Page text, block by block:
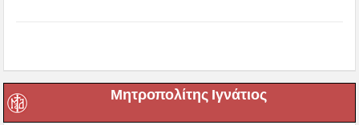
Μητροπολίτης Ιγνάτιος